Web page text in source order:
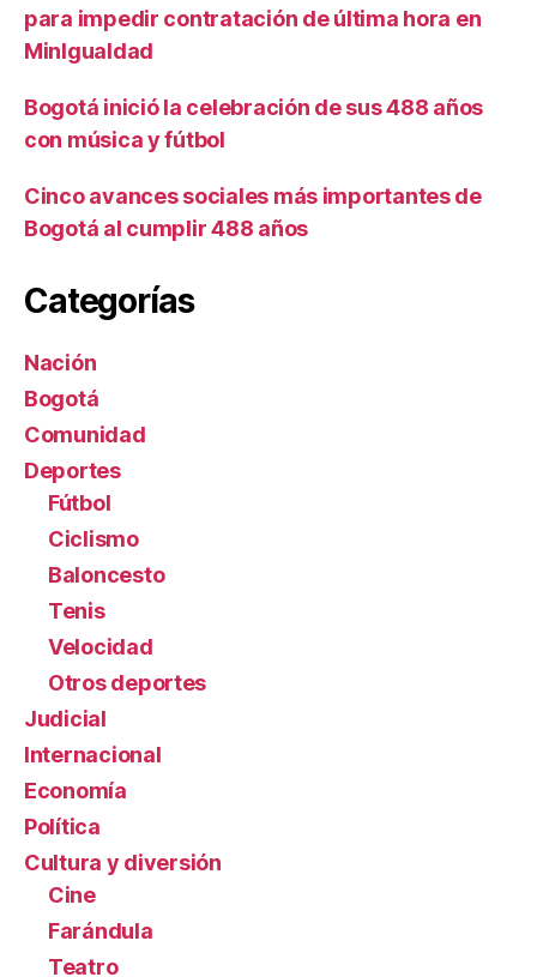
para impedir contratación de última hora en
MinIgualdad
Bogotá inició la celebración de sus 488 años
con música y fútbol
Cinco avances sociales más importantes de
Bogotá al cumplir 488 años
Categorías
Nación
Bogotá
Comunidad
Deportes
Fútbol
Ciclismo
Baloncesto
Tenis
Velocidad
Otros deportes
Judicial
Internacional
Economía
Política
Cultura y diversión
Cine
Farándula
Teatro